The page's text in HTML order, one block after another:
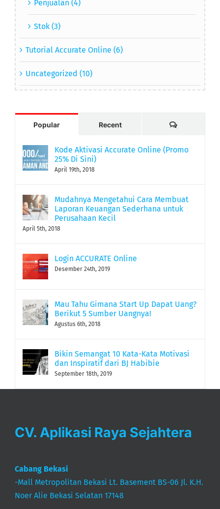
Penjualan (4)
Stok (3)
Tutorial Accurate Online (6)
Uncategorized (10)
Popular Recent Comments
Kode Aktivasi Accurate Online (Promo
25% Di Sini)
April 19th, 2018
Mudahnya Mengetahui Cara Membuat
Laporan Keuangan Sederhana untuk
Perusahaan Kecil
April 5th, 2018
Login ACCURATE Online
Desember 24th, 2019
Mau Tahu Gimana Start Up Dapat Uang?
Berikut 5 Sumber Uangnya!
Agustus 6th, 2018
Bikin Semangat 10 Kata-Kata Motivasi
dan Inspiratif dari BJ Habibie
September 18th, 2019
CV. Aplikasi Raya Sejahtera
Cabang Bekasi
-Mall Metropolitan Bekasi Lt. Basement BS-06 Jl. K.H.
Noer Alie Bekasi Selatan 17148